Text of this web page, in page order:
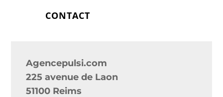
CONTACT
Agencepulsi.com
225 avenue de Laon
51100 Reims